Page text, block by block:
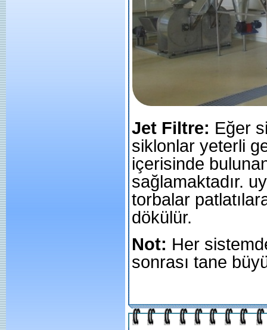
Jet Filtre: Eğer
siklonlar yeterli
içerisinde
sağlamaktadır.
torbalar
dökülür.
Not: Her
sonrası tane